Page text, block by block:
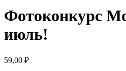
Фотоконкурс
июль!
59,00 ₽